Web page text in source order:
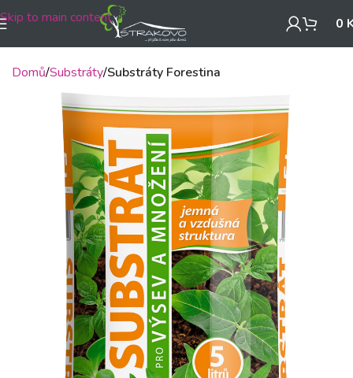
Skip to main content 0
Domů Substráty Substráty Forestina